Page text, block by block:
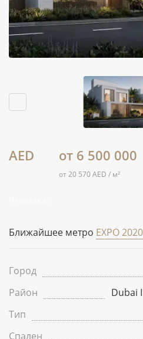
AED от 6 500 000
от 20 570 AED / м²
Ближайшее метро EXPO
Город
Район
Dubai
Тип
Спален